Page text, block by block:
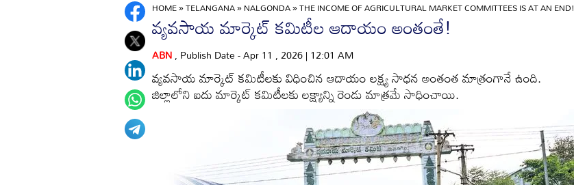
HOME»TELANGANA»NALGONDA»THE INCOME OF AGRICULTURAL MARKET COMMITTEES IS AT AN END!
వ్యవసాయ మార్కెట్‌ కమిటీల ఆదాయం అంతంతే!
ABN, Publish Date - Apr 11 , 2026 | 12:01 AM
వ్యవసాయ మార్కెట్‌ కమిటీలకు విధించిన ఆదాయం లక్ష్య సాధన అంతంత మాత్రంగానే ఉంది.
జిల్లాలోని ఐదు మార్కెట్‌ కమిటీలకు లక్ష్యాన్ని రెండు మాత్రమే సాధించాయి.